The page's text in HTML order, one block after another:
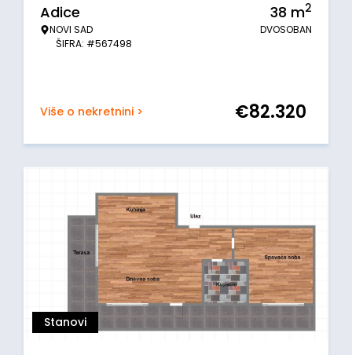
Adice
NOVI SAD
ŠIFRA: #567498
38 m2
DVOSOBAN
Više o nekretnini > €82.320
Stanovi